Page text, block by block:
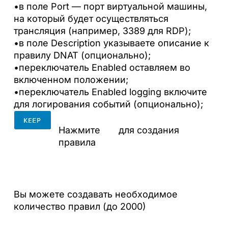
•в поле Port — порт виртуальной машины,
на который будет осуществляться
трансляция (например, 3389 для RDP);
•в поле Description указываете описание к
правилу DNAT (опционально);
•переключатель Enabled оставляем во
включенном положении;
•переключатель Enabled logging включите
для логирования событий (опционально);
Нажмите для создания
правила
Вы можете создавать необходимое
количество правил (до 2000)